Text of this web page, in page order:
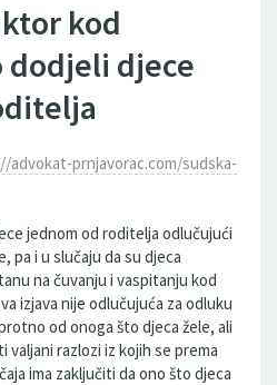
kod
dodjeli djece
advokat-prnjavorac.com/sudska-
jednom od roditelja odlučujući
pa i u slučaju da su djeca
na čuvanju i vaspitanju kod
izjava nije odlučujuća za odluku
od onoga što djeca žele, ali
razlozi iz kojih se prema
ima zaključiti da ono što djeca